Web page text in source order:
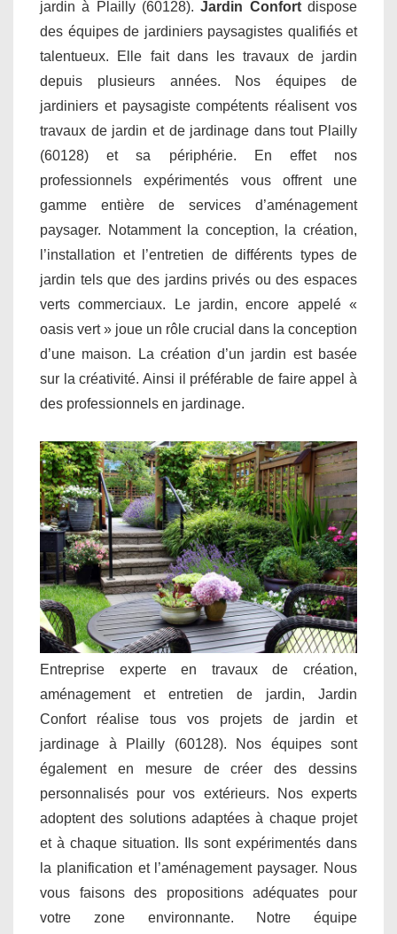
jardin à Plailly (60128).Jardin Confortdispose
des équipes de jardiniers paysagistes qualifiés et
talentueux. Elle fait dans les travaux de jardin
depuis plusieurs années. Nos équipes de
jardiniers et paysagiste compétents réalisent vos
travaux de jardin et de jardinage dans tout Plailly
(60128) et sa périphérie. En effet nos
professionnels expérimentés vous offrent une
gamme entière de services d’aménagement
paysager. Notamment la conception, la création,
l’installation et l’entretien de différents types de
jardin tels que des jardins privés ou des espaces
verts commerciaux. Le jardin, encore appelé «
oasis vert » joue un rôle crucial dans la conception
d’une maison. La création d’un jardin est basée
sur la créativité. Ainsi il préférable de faire appel à
des professionnels en jardinage.
Entreprise experte en travaux de création,
aménagement et entretien de jardin, Jardin
Confort réalise tous vos projets de jardin et
jardinage à Plailly (60128). Nos équipes sont
également en mesure de créer des dessins
personnalisés pour vos extérieurs. Nos experts
adoptent des solutions adaptées à chaque projet
et à chaque situation. Ils sont expérimentés dans
la planification et l’aménagement paysager. Nous
vous faisons des propositions adéquates pour
votre zone environnante. Notre équipe